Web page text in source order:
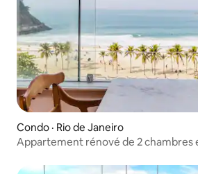
Condo · Rio de Janeiro
Appartement rénové de 2 chambres